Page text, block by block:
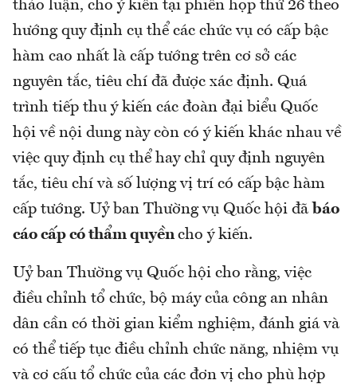
thảo luận, cho ý kiến tại phiên họp thứ 26 theo
hướng quy định cụ thể các chức vụ có cấp bậc
hàm cao nhất là cấp tướng trên cơ sở các
nguyên tắc, tiêu chí đã được xác định. Quá
trình tiếp thu ý kiến các đoàn đại biểu Quốc
hội về nội dung này còn có ý kiến khác nhau về
việc quy định cụ thể hay chỉ quy định nguyên
tắc, tiêu chí và số lượng vị trí có cấp bậc hàm
cấp tướng. Uỷ ban Thường vụ Quốc hội đã báo
cáo cấp có thẩm quyềncho ý kiến.
Uỷ ban Thường vụ Quốc hội cho rằng, việc
điều chỉnh tổ chức, bộ máy của công an nhân
dân cần có thời gian kiểm nghiệm, đánh giá và
có thể tiếp tục điều chỉnh chức năng, nhiệm vụ
và cơ cấu tổ chức của các đơn vị cho phù hợp